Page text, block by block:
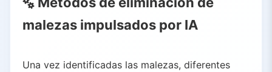
malezas impulsados por IA
Una vez identificadas las malezas, diferentes